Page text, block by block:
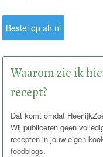
Bestel op ah.nl
Waarom zie ik
recept?
Dat komt omdat
Wij publiceren geen
recepten in jouw eigen
foodblogs.